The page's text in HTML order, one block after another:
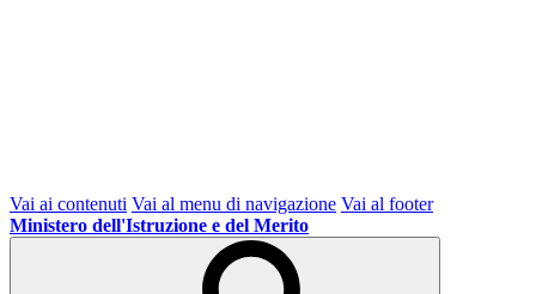
Vai ai contenuti Vai al menu di navigazione Vai al footer
Ministero dell'Istruzione e del Merito